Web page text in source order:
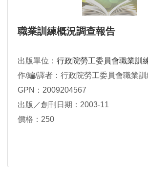
職業訓練概況調查報告
出版單位： 行政院勞工委員會職業訓
作/編/譯者：行政院勞工委員會職業訓
GPN：2009204567
出版／創刊日期：2003-11
價格：250